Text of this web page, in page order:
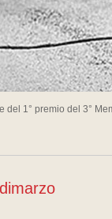
del 1° premio del 3°